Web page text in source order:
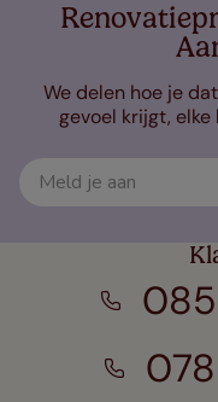
We delen hoe je
gevoel krijgt,
085